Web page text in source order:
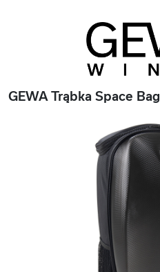
GEWA Trąbka Space Bag